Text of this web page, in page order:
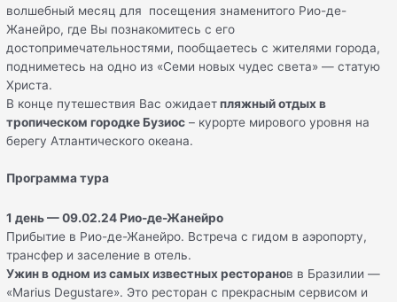
волшебный месяц для посещения знаменитого Рио-де-
Жанейро, где Вы познакомитесь с его
достопримечательностями, пообщаетесь c жителями города,
подниметесь на одно из «Семи новых чудес света» — статую
Христа.
В конце путешествия Вас ожидаетпляжный отдых в
тропическом городке Бузиос – курорте мирового уровня на
берегу Атлантического океана.
Программа тура
1 день—09.02.24 Рио-де-Жанейро
Прибытие в Рио-де-Жанейро. Встреча с гидом в аэропорту,
трансфер и заселение в отель.
Ужин в одном из самых известных ресторанов в Бразилии —
«Marius Degustare». Это ресторан с прекрасным сервисом и